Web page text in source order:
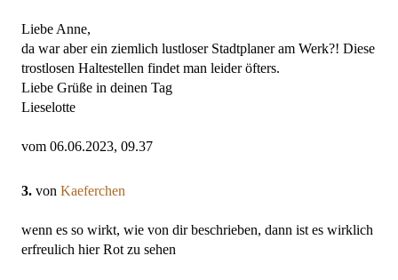
Liebe Anne,
da war aber ein ziemlich lustloser Stadtplaner am Werk?! Diese
trostlosen Haltestellen findet man leider öfters.
Liebe Grüße in deinen Tag
Lieselotte
vom 06.06.2023, 09.37
3. von Kaeferchen
wenn es so wirkt, wie von dir beschrieben, dann ist es wirklich
erfreulich hier Rot zu sehen